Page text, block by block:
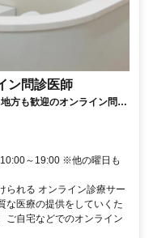
ン問診医師
方も歓迎のオンライン問診
～19:00 ※他の曜日も
られる オンライン診療サー
な医療の提供をしていくた
ご自宅などでのオンライン